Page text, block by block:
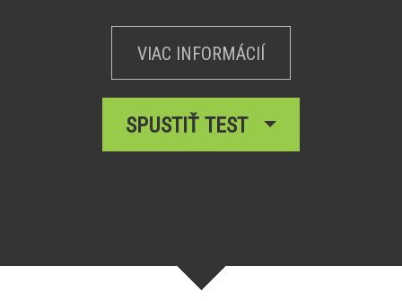
VIAC INFORMÁCIÍ
SPUSTIŤ TEST